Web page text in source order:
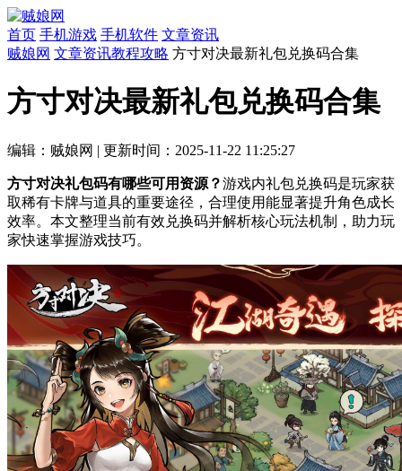
首页 手机游戏 手机软件 文章资讯
贼娘网 文章资讯教程攻略 方寸对决最新礼包兑换码合集
方寸对决最新礼包兑换码合集
编辑：贼娘网 | 更新时间：2025-11-22 11:25:27
方寸对决礼包码有哪些可用资源？游戏内礼包兑换码是玩家获
取稀有卡牌与道具的重要途径，合理使用能显著提升角色成长
效率。本文整理当前有效兑换码并解析核心玩法机制，助力玩
家快速掌握游戏技巧。